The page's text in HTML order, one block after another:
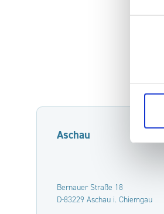
Aschau
Bernauer Straße 18
D-83229 Aschau i. Chiemgau